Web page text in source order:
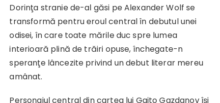
Dorinţa stranie de-al găsi pe Alexander Wolf se
transformă pentru eroul central în debutul unei
odisei, în care toate mările duc spre lumea
interioară plină de trăiri opuse, închegate-n
speranţe lâncezite privind un debut literar mereu
amânat.
Personajul central din cartea lui Gaito Gazdanov îşi